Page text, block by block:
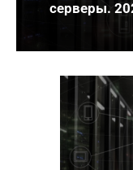
серверы.